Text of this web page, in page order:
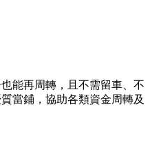
能再周轉，且不需留車、不
當鋪，協助各類資金周轉及